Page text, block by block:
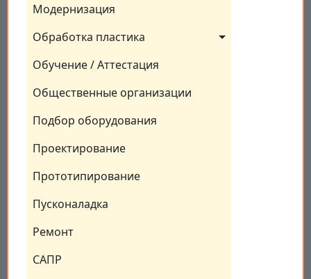
Модернизация
Обработка пластика
Обучение / Аттестация
Общественные организации
Подбор оборудования
Проектирование
Прототипирование
Пусконаладка
Ремонт
САПР